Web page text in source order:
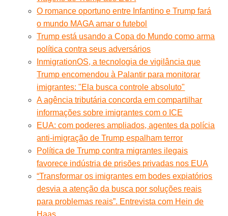
O romance oportuno entre Infantino e Trump fará
o mundo MAGA amar o futebol
Trump está usando a Copa do Mundo como arma
política contra seus adversários
InmigrationOS, a tecnologia de vigilância que
Trump encomendou à Palantir para monitorar
imigrantes: "Ela busca controle absoluto"
A agência tributária concorda em compartilhar
informações sobre imigrantes com o ICE
EUA: com poderes ampliados, agentes da polícia
anti-imigração de Trump espalham terror
Política de Trump contra migrantes ilegais
favorece indústria de prisões privadas nos EUA
“Transformar os imigrantes em bodes expiatórios
desvia a atenção da busca por soluções reais
para problemas reais”. Entrevista com Hein de
Haas